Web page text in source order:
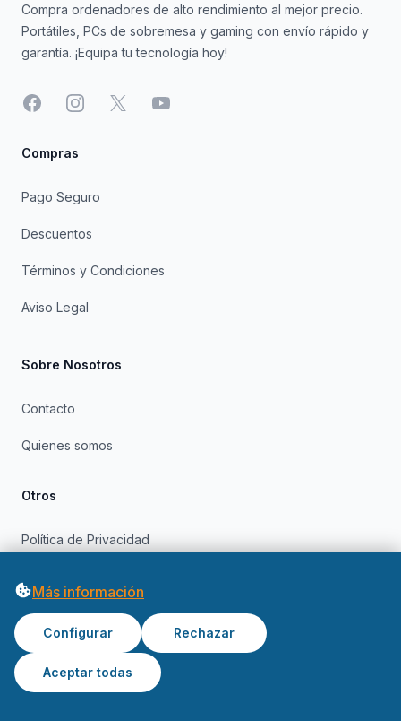
Compra ordenadores de alto rendimiento al mejor precio.
Portátiles, PCs de sobremesa y gaming con envío rápido y
garantía. ¡Equipa tu tecnología hoy!
FacebookInstagram
X YouTube
Compras
Pago Seguro
Descuentos
Términos y Condiciones
Aviso Legal
Sobre Nosotros
Contacto
Quienes somos
Otros
Política de Privacidad
© 2026 OfertasInformatica. Todos los derechos reservados.
Más información
Configurar Rechazar
Aceptar todas